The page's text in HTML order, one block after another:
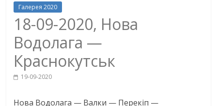
Галерея 2020
18-09-2020, Нова
Водолага —
Краснокутськ
19-09-2020
Нова Водолага — Валки — Перекіп —